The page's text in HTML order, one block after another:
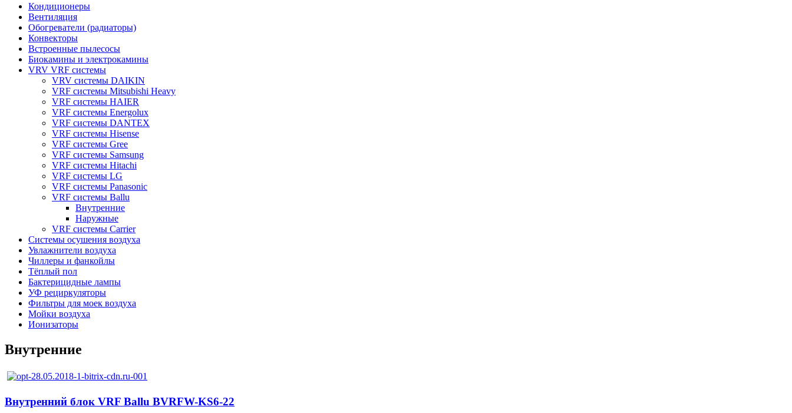
Кондиционеры
Вентиляция
Обогреватели (радиаторы)
Конвекторы
Встроенные пылесосы
Биокамины и электрокамины
VRV VRF системы
VRV системы DAIKIN
VRF системы Mitsubishi Heavy
VRF системы HAIER
VRF системы Energolux
VRF системы DANTEX
VRF системы Hisense
VRF системы Gree
VRF системы Samsung
VRF системы Hitachi
VRF системы LG
VRF системы Panasonic
VRF системы Ballu
Внутренние
Наружные
VRF системы Carrier
Системы осушения воздуха
Увлажнители воздуха
Чиллеры и фанкойлы
Тёплый пол
Бактерицидные лампы
УФ рециркуляторы
Фильтры для моек воздуха
Мойки воздуха
Ионизаторы
Внутренние
Внутренний блок VRF Ballu BVRFW-KS6-22